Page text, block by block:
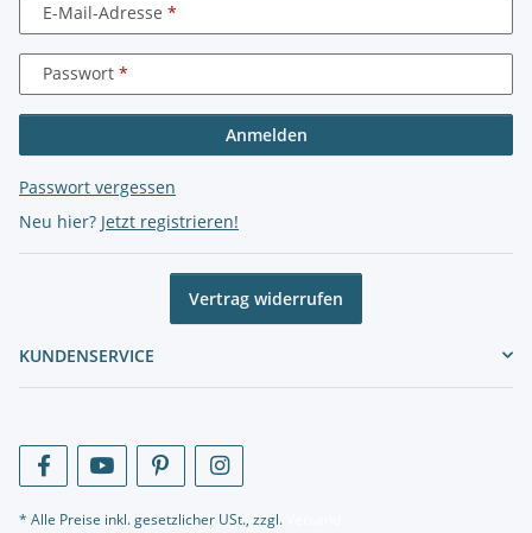
E-Mail-Adresse
Passwort
Anmelden
Passwort vergessen
Neu hier? Jetzt registrieren!
Vertrag widerrufen
KUNDENSERVICE
* Alle Preise inkl. gesetzlicher USt., zzgl.